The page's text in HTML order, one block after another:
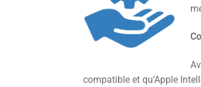
compatible et qu’Apple